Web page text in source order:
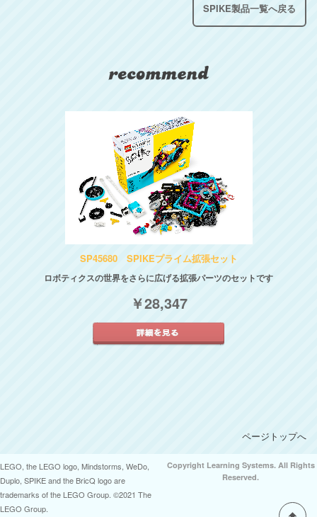
SPIKE製品一覧へ戻る
SP45680 SPIKEプライム拡張セット
ロボティクスの世界をさらに広げる拡張パーツのセットです
￥28,347
ページトップへ
LEGO, the LEGO logo, Mindstorms, WeDo,
Duplo, SPIKE and the BricQ logo are
trademarks of the LEGO Group. ©2021 The
LEGO Group.
Copyright Learning Systems. All Rights
Reserved.